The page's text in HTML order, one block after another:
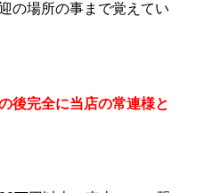
の場所の事まで覚えてい
後完全に当店の常連様と